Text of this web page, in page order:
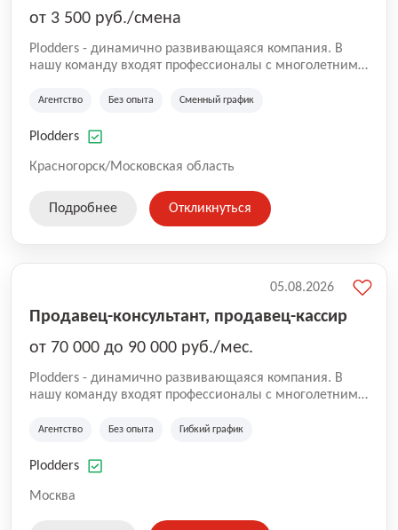
от 3 500 руб./смена
Plodders - динамично развивающаяся компания. В
нашу команду входят профессионалы с многолетним
на рынке аутсорсинга, а накопленный опыт позволяют
оказываемых услуг.
Агентство Без опыта Сменный график
Plodders
Красногорск/Московская область
Подробнее Откликнуться
Продавец-консультант, продавец-кассир
от 70 000 до 90 000 руб./мес.
Plodders - динамично развивающаяся компания. В
нашу команду входят профессионалы с многолетним
на рынке аутсорсинга, а накопленный опыт позволяют
оказываемых услуг.
Агентство Без опыта Гибкий график
Plodders
Москва
05.08.2026